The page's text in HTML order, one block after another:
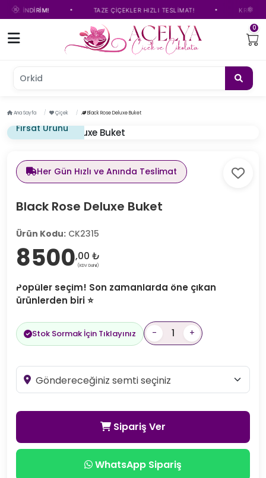
TL İNDİRİM! TAZE ÇİÇEKLER HIZLI TESLİMAT! KREDİ
0
Orkide
Ana Sayfa Çiçek Black Rose Deluxe Buket
Fırsat Ürünü
Her Gün Hızlı ve Anında Teslimat
Black Rose Deluxe Buket
Ürün Kodu: CK2315
8500,00 ₺
(KDV Dahil)
Popüler seçim! Son zamanlarda öne çıkan
ürünlerden biri ⭐
Stok Sormak İçin Tıklayınız - +
Sipariş Ver
WhatsApp Sipariş